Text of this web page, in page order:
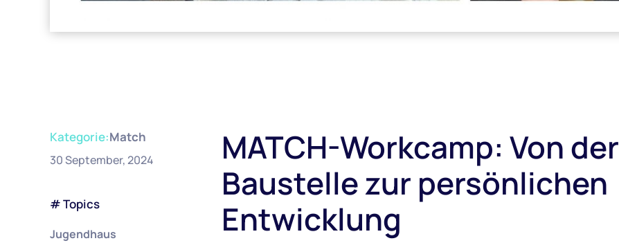
Kategorie:Match
30 September, 2024
# Topics
Jugendhaus
MATCH-Workcamp: Von der
Baustelle zur persönlichen
Entwicklung